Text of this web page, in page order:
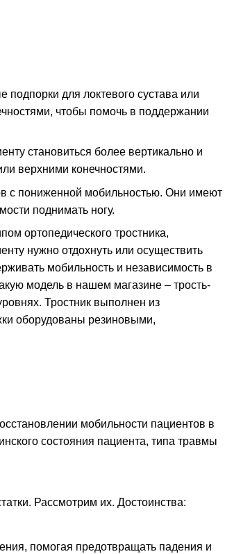
для локтевого сустава или
чтобы помочь в поддержании
становиться более вертикально и
верхними конечностями.
с пониженной мобильностью. Они имеют
поднимать ногу.
ортопедического тростника,
нужно отдохнуть или осуществить
мобильность и независимость в
модель в нашем магазине – трость-
Тростник выполнен из
оборудованы резиновыми,
мобильности пациентов в
состояния пациента, типа травмы
Рассмотрим их. Достоинства:
помогая предотвращать падения и